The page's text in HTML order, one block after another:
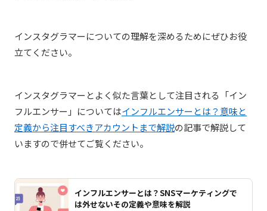
インスタグラマーについての理解を深めるためにぜひお役
立てください。
インスタグラマーとよく似た言葉として注目される「イン
フルエンサー」についてはインフルエンサーとは？意味と
定義から注目すべきアカウントまで解説の記事で解説して
いますので併せてご覧ください。
インフルエンサーとは？SNSマーケティングで
は外せないその定義や意味を解説